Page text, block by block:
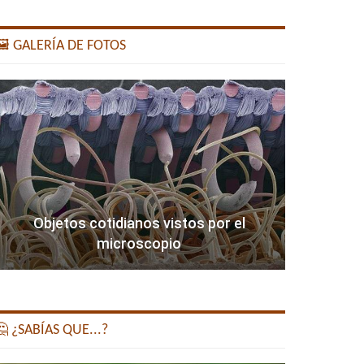
GALERÍA DE FOTOS
Objetos cotidianos vistos por el
microscopio
¿SABÍAS QUE...?